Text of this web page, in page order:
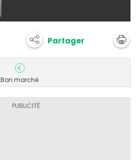
Partager
Bon marché